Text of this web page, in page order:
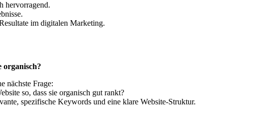
hervorragend.
im digitalen Marketing.
organisch?
nächste Frage:
so, dass sie organisch gut rankt?
spezifische Keywords und eine klare Website-Struktur.